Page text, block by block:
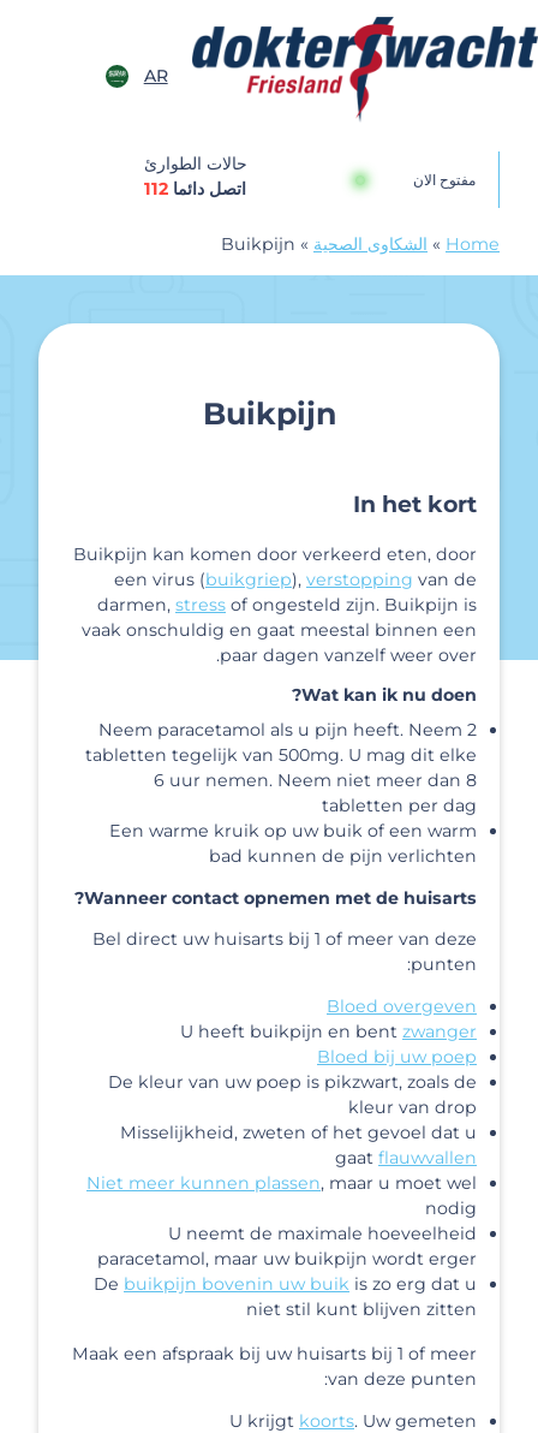
AR
مفتوح الان
حالات الطوارئ
اتصل دائما 112
Home
» الشكاوى الصحية »
Buikpijn
Buikpijn
In het kort
Buikpijn kan komen door verkeerd eten, door
een virus (buikgriep), verstopping van de
darmen, stress of ongesteld zijn. Buikpijn is
vaak onschuldig en gaat meestal binnen een
paar dagen vanzelf weer over.
Wat kan ik nu doen?
Neem paracetamol als u pijn heeft. Neem 2
tabletten tegelijk van 500mg. U mag dit elke
6 uur nemen. Neem niet meer dan 8
tabletten per dag
Een warme kruik op uw buik of een warm
bad kunnen de pijn verlichten
Wanneer contact opnemen met de huisarts?
Bel direct uw huisarts bij 1 of meer van deze
punten:
Bloed overgeven
U heeft buikpijn en bent zwanger
Bloed bij uw poep
De kleur van uw poep is pikzwart, zoals de
kleur van drop
Misselijkheid, zweten of het gevoel dat u
gaat flauwvallen
Niet meer kunnen plassen, maar u moet wel
nodig
U neemt de maximale hoeveelheid
paracetamol, maar uw buikpijn wordt erger
De buikpijn bovenin uw buik is zo erg dat u
niet stil kunt blijven zitten
Maak een afspraak bij uw huisarts bij 1 of meer
van deze punten:
U krijgt koorts. Uw gemeten